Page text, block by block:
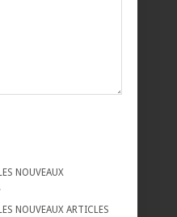
NOUVEAUX
NOUVEAUX ARTICLES